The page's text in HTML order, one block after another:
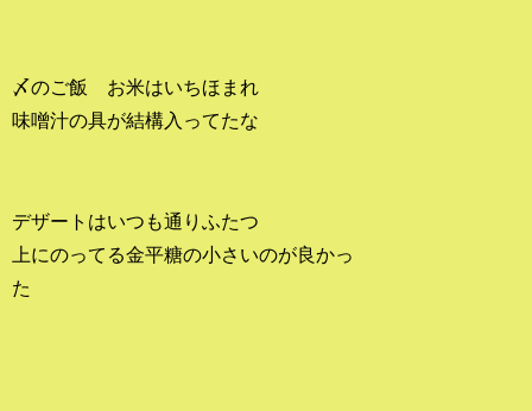
〆のご飯 お米はいちほまれ
味噌汁の具が結構入ってたな
デザートはいつも通りふたつ
上にのってる金平糖の小さいのが良かっ
た